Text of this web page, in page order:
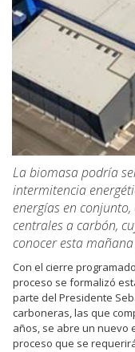
La biomasa podría
intermitencia
energías en
centrales a carbón,
conocer esta
Con el cierre
proceso se formalizó
parte del Presidente
carboneras, las que
años, se abre un nuevo
proceso que se